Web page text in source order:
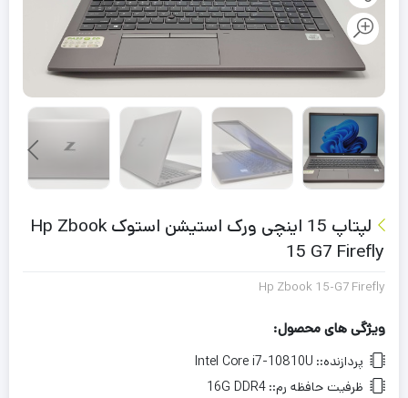
لپتاپ 15 اینچی ورک استیشن استوک Hp Zbook
15 G7 Firefly
Hp Zbook 15-G7 Firefly
ویژگی های محصول:
پردازنده:: Intel Core i7-10810U
ظرفیت حافظه رم:: 16G DDR4